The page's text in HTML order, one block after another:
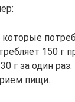
150 г
г за один
пищи.